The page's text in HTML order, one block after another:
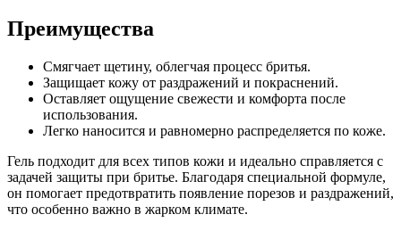
Преимущества
Смягчает щетину, облегчая процесс бритья.
Защищает кожу от раздражений и покраснений.
Оставляет ощущение свежести и комфорта после
использования.
Легко наносится и равномерно распределяется по коже.
Гель подходит для всех типов кожи и идеально справляется с
задачей защиты при бритье. Благодаря специальной формуле,
он помогает предотвратить появление порезов и раздражений,
что особенно важно в жарком климате.